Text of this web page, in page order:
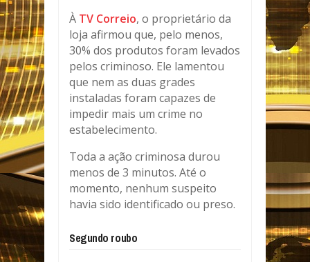
À TV Correio, o proprietário da
loja afirmou que, pelo menos,
30% dos produtos foram levados
pelos criminoso. Ele lamentou
que nem as duas grades
instaladas foram capazes de
impedir mais um crime no
estabelecimento.
Toda a ação criminosa durou
menos de 3 minutos. Até o
momento, nenhum suspeito
havia sido identificado ou preso.
Segundo roubo